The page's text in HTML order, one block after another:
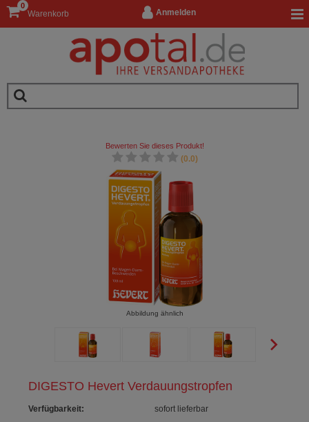
Anmelden
Warenkorb
0
DIGESTO Hevert Verdauungstropfen
Verfügbarkeit:
sofort lieferbar
Bewerten Sie dieses Produkt!
(0.0)
Abbildung ähnlich